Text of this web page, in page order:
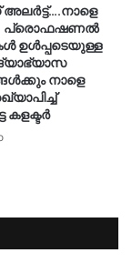
പ്രൊഫഷണൽ
ഉൾപ്പടെയുള്ള
നാളെ
കളക്ടർ